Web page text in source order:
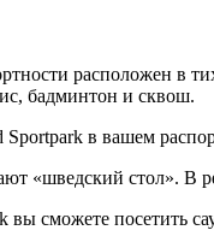
расположен в
бадминтон и сквош.
в вашем
«шведский стол».
вы сможете посетить